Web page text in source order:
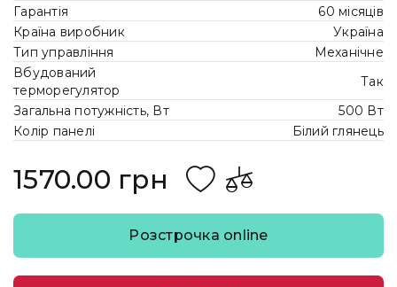
Гарантія
60 місяців
Країна виробник
Україна
Тип управління
Механічне
Вбудований
терморегулятор
Так
Загальна потужність, Вт
500 Вт
Колір панелі
Білий глянець
1570.00 грн
Розстрочка online